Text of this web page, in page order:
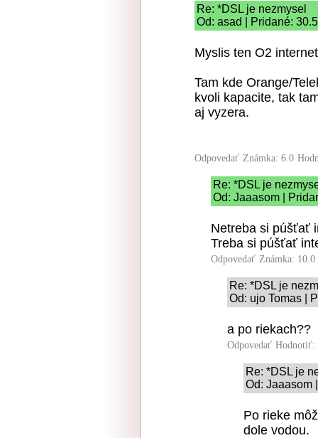
Re: *DSL je nezmysel
Od: asad | Pridané:
Myslis ten O2
Tam kde Orange/
kvoli kapacite, tak
aj vyzera.
Odpovedať Známka: 6.0
Re: *DSL je
Od: Jaaasom |
Netreba si púšťať
Treba si púšťať
Odpovedať Známka: 10.0
Re: *DSL je
Od: ujo Tomas |
a po riekach??
Odpovedať Hodnotiť:
Re: *DSL je
Od: Jaaasom
Po rieke
dole vodou.